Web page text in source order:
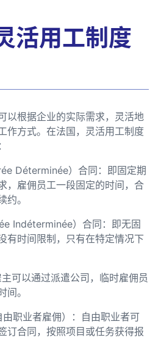
活用工制度
以根据企业的实际需求，灵活地
作方式。在法国，灵活用工制度
Déterminée）合同：即固定期
，雇佣员工一段固定的时间，合
。
Indéterminée）合同：即无固
有时间限制，只有在特定情况下
可以通过派遣公司，临时雇佣员
。
职业者雇佣）：自由职业者可
订合同，按照项目或任务获得报